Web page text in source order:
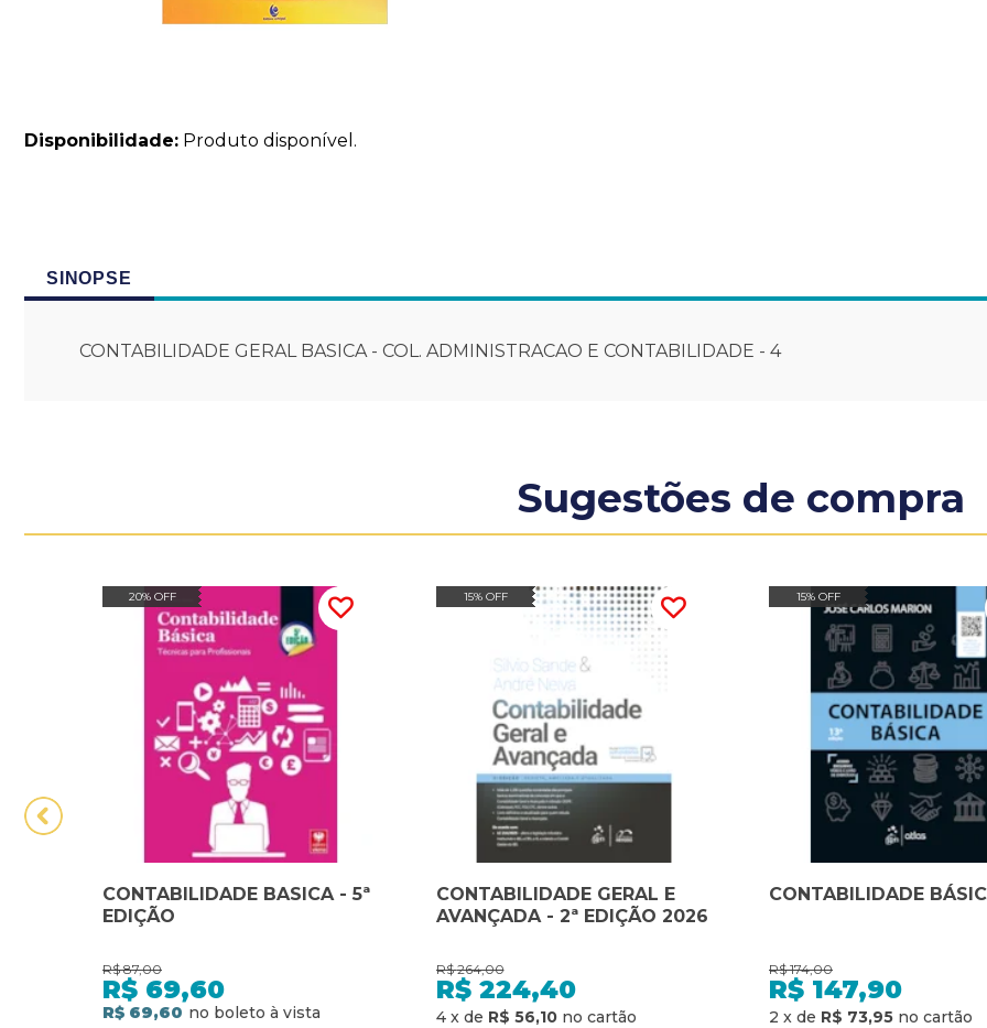
Disponibilidade: Produto disponível.
SINOPSE
CONTABILIDADE GERAL BASICA - COL. ADMINISTRACAO E CONTABILIDADE - 4
Sugestões de compra
20% OFF
CONTABILIDADE BASICA - 5ª
EDIÇÃO
R$ 87,00
R$ 69,60
R$ 69,60
15% OFF
CONTABILIDADE GERAL E
AVANÇADA - 2ª EDIÇÃO 2026
R$ 264,00
R$ 224,40
4 x de R$ 56,10
15% OFF
CONTABILIDADE
R$ 174,00
R$ 147,90
2 x de R$ 73,95